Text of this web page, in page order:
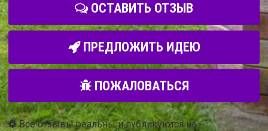
ОСТАВИТЬ ОТЗЫВ
ПРЕДЛОЖИТЬ ИДЕЮ
ПОЖАЛОВАТЬСЯ
Все отзывы реальны и публикуются на